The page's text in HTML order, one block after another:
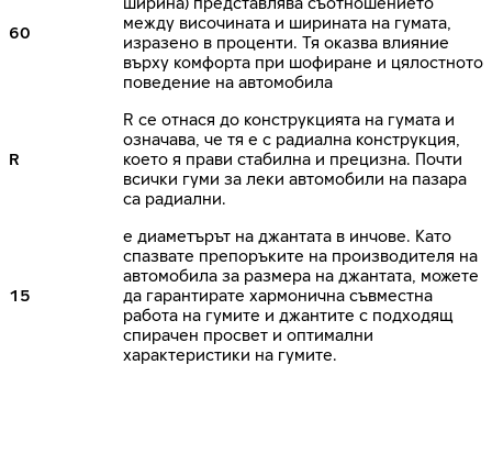
60
между височината и ширината на гумата,
изразено в проценти. Тя оказва влияние
върху комфорта при шофиране и цялостното
поведение на автомобила
R
R се отнася до конструкцията на гумата и
означава, че тя е с радиална конструкция,
което я прави стабилна и прецизна. Почти
всички гуми за леки автомобили на пазара
са радиални.
15
е диаметърът на джантата в инчове. Като
спазвате препоръките на производителя на
автомобила за размера на джантата, можете
да гарантирате хармонична съвместна
работа на гумите и джантите с подходящ
спирачен просвет и оптимални
характеристики на гумите.